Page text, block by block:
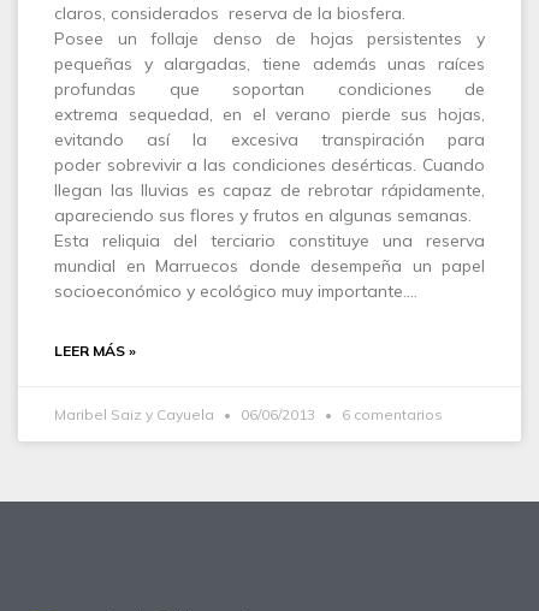
claros, considerados reserva de la biosfera.
Posee un follaje denso de hojas persistentes y
pequeñas y alargadas, tiene además unas raíces
profundas que soportan condiciones de
extrema sequedad, en el verano pierde sus hojas,
evitando así la excesiva transpiración para
poder sobrevivir a las condiciones desérticas. Cuando
llegan las lluvias es capaz de rebrotar rápidamente,
apareciendo sus flores y frutos en algunas semanas.
Esta reliquia del terciario constituye una reserva
mundial en Marruecos donde desempeña un papel
socioeconómico y ecológico muy importante.…
LEER MÁS »
Maribel Saiz y Cayuela 06/06/2013 6 comentarios